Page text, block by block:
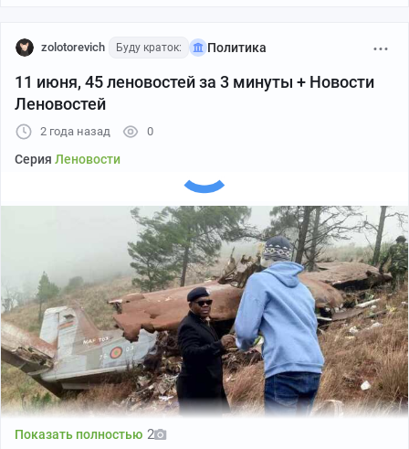
zolotorevich Буду краток: Политика
11 июня, 45 леновостей за 3 минуты + Новости
Леновостей
2 года назад 0
Серия Леновости
Показать полностью 2